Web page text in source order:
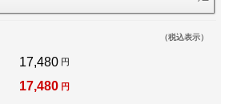
（税込表示）
17,480 円
17,480 円